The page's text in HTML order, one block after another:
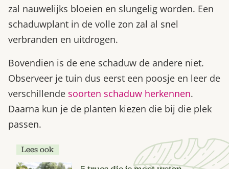
zal nauwelijks bloeien en slungelig worden. Een
schaduwplant in de volle zon zal al snel
verbranden en uitdrogen.
Bovendien is de ene schaduw de andere niet.
Observeer je tuin dus eerst een poosje en leer de
verschillende soorten schaduw herkennen.
Daarna kun je de planten kiezen die bij die plek
passen.
Lees ook